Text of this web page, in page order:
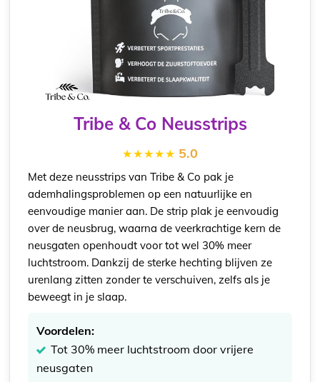
Tribe & Co Neusstrips
5.0
Met deze neusstrips van Tribe & Co pak je
ademhalingsproblemen op een natuurlijke en
eenvoudige manier aan. De strip plak je eenvoudig
over de neusbrug, waarna de veerkrachtige kern de
neusgaten openhoudt voor tot wel 30% meer
luchtstroom. Dankzij de sterke hechting blijven ze
urenlang zitten zonder te verschuiven, zelfs als je
beweegt in je slaap.
Voordelen:
Tot 30% meer luchtstroom door vrijere
neusgaten